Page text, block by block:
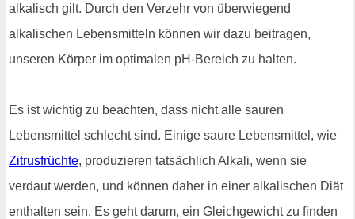
alkalisch gilt. Durch den Verzehr von überwiegend
alkalischen Lebensmitteln können wir dazu beitragen,
unseren Körper im optimalen pH-Bereich zu halten.
Es ist wichtig zu beachten, dass nicht alle sauren
Lebensmittel schlecht sind. Einige saure Lebensmittel, wie
Zitrusfrüchte, produzieren tatsächlich Alkali, wenn sie
verdaut werden, und können daher in einer alkalischen Diät
enthalten sein. Es geht darum, ein Gleichgewicht zu finden